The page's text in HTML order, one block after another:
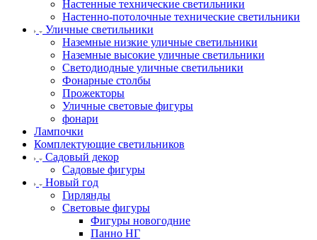
Настенные технические светильники
Настенно-потолочные технические светильники
Уличные светильники
Наземные низкие уличные светильники
Наземные высокие уличные светильники
Светодиодные уличные светильники
Фонарные столбы
Прожекторы
Уличные световые фигуры
фонари
Лампочки
Комплектующие светильников
Садовый декор
Садовые фигуры
Новый год
Гирлянды
Световые фигуры
Фигуры новогодние
Панно НГ